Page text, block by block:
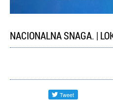
NACIONALNA SNAGA. |